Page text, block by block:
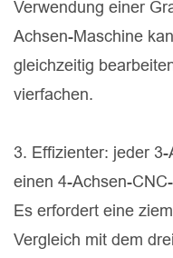
Verwendung einer
Achsen-Maschine
gleichzeitig
vierfachen.
3. Effizienter: jeder
einen 4-Achsen-
Es erfordert eine
Vergleich mit dem